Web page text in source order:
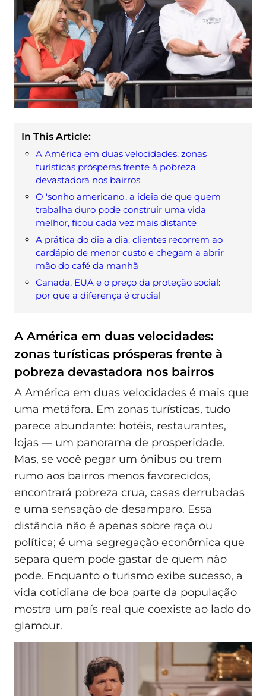
In This Article:
A América em duas velocidades: zonas
turísticas prósperas frente à pobreza
devastadora nos bairros
O 'sonho americano', a ideia de que quem
trabalha duro pode construir uma vida
melhor, ficou cada vez mais distante
A prática do dia a dia: clientes recorrem ao
cardápio de menor custo e chegam a abrir
mão do café da manhã
Canada, EUA e o preço da proteção social:
por que a diferença é crucial
A América em duas velocidades:
zonas turísticas prósperas frente à
pobreza devastadora nos bairros
A América em duas velocidades é mais que
uma metáfora. Em zonas turísticas, tudo
parece abundante: hotéis, restaurantes,
lojas — um panorama de prosperidade.
Mas, se você pegar um ônibus ou trem
rumo aos bairros menos favorecidos,
encontrará pobreza crua, casas derrubadas
e uma sensação de desamparo. Essa
distância não é apenas sobre raça ou
política; é uma segregação econômica que
separa quem pode gastar de quem não
pode. Enquanto o turismo exibe sucesso, a
vida cotidiana de boa parte da população
mostra um país real que coexiste ao lado do
glamour.